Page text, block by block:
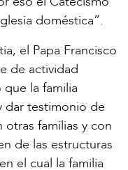
doméstica”.
el Papa Francisco
de actividad
la familia
dar testimonio de
familias y con
de las estructuras
el cual la familia